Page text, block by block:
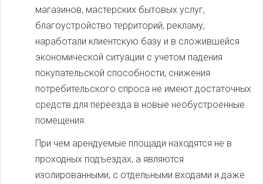
магазинов, мастерских бытовых услуг,
благоустройство территорий, рекламу,
наработали клиентскую базу и в сложившейся
экономической ситуации с учетом падения
покупательской способности, снижения
потребительского спроса не имеют достаточных
средств для переезда в новые необустроенные
помещения.
При чем арендуемые площади находятся не в
проходных подъездах, а являются
изолированными, с отдельными входами и даже